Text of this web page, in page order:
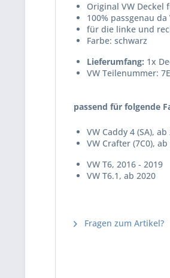
Original VW Deckel
100% passgenau
für die linke und
Farbe: schwarz
Lieferumfang: 1x
VW Teilenummer:
passend für folgende
VW Caddy 4 (SA), ab
VW Crafter (7C0),
VW T6, 2016 - 2019
VW T6.1, ab 2020
Fragen zum Artikel?